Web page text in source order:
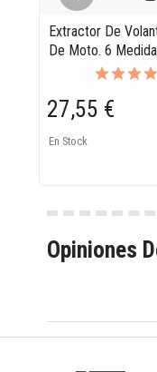
Extractor De
De Moto. 6
27,55 €
En Stock
Opiniones